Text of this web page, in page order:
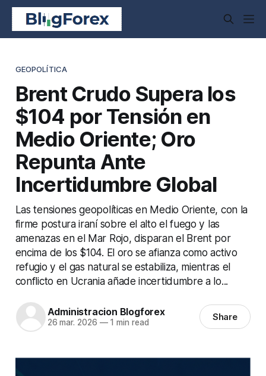
GEOPOLÍTICA
Brent Crudo Supera los
$104 por Tensión en
Medio Oriente; Oro
Repunta Ante
Incertidumbre Global
Las tensiones geopolíticas en Medio Oriente, con la
firme postura iraní sobre el alto el fuego y las
amenazas en el Mar Rojo, disparan el Brent por
encima de los $104. El oro se afianza como activo
refugio y el gas natural se estabiliza, mientras el
conflicto en Ucrania añade incertidumbre a lo...
Administracion Blogforex
26 mar. 2026 —1 min read Share